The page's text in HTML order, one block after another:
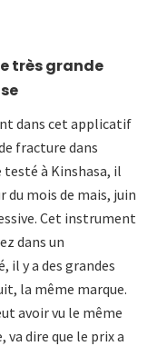
très grande
dans cet applicatif
fracture dans
à Kinshasa, il
mois de mais, juin
Cet instrument
dans un
il y a des grandes
la même marque.
avoir vu le même
va dire que le prix a